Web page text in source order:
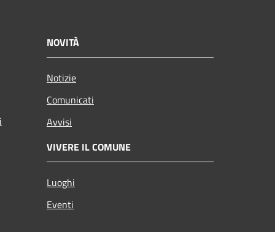
NOVITÀ
Notizie
Comunicati
Avvisi
VIVERE IL COMUNE
Luoghi
Eventi